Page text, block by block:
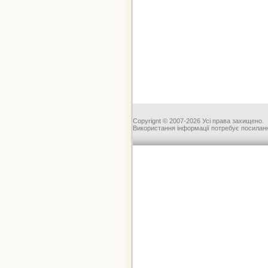
Copyrignt © 2007-2026 Усі права захищено.
Використання інформації потребує